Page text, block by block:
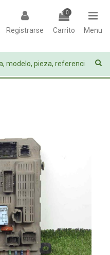
Registrarse
0
Carrito Menu